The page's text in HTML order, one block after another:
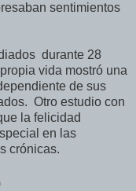
sentimientos
durante 28
vida mostró una
de sus
Otro estudio con
la felicidad
en las
crónicas.